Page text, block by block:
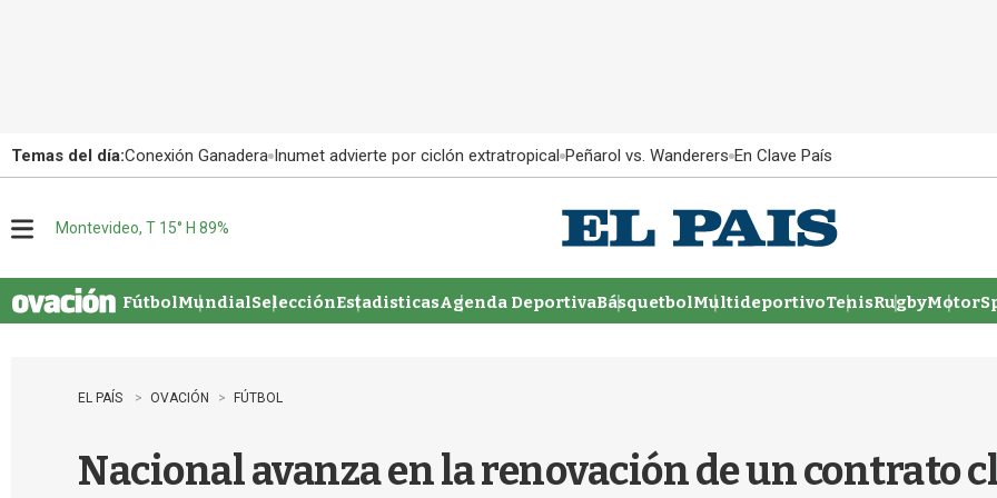
Temas del día:Conexión Ganadera Inumet advierte por ciclón extratropical Peñarol vs. Wanderers En Clave País
u
Montevideo, T 15° H 89%
FútbolMundialSelecciónEstadisticasAgenda DeportivaBásquetbolMultideportivoTenisRugby
EL PAÍS OVACIÓN FÚTBOL
Nacional avanza en la renovación de un contrato